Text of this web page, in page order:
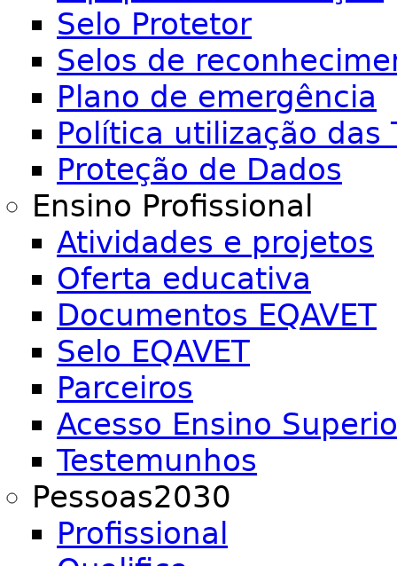
Selo Protetor
Selos de
Plano de emergência
Política utilização das
Proteção de Dados
Ensino Profissional
Atividades e projetos
Oferta educativa
Documentos EQAVET
Selo EQAVET
Parceiros
Acesso Ensino
Testemunhos
Pessoas2030
Profissional